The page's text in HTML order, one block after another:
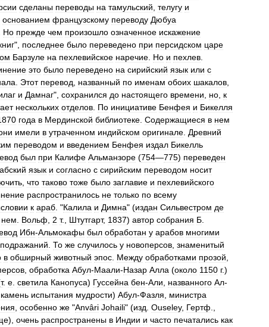
сделаны переводы на тамульский телугу и
основанием французскому переводу Дюбуа
Но прежде чем произошло означенное искажение
", последнее было переведено при персидском царе
Барзуле на пехлевийское наречие Но и пехлев
это было переведено на сирийский язык или с
Этот перевод названный по именам обоих шакалов
и Дамнаг", сохранился до настоящего времени но к
нескольких отделов По инициативе Бенфея и Бикелля
года в Мердинской библиотеке Содержащиеся в нем
имели в утраченном индийском оригинале Древний
переводом и введением Бенфея издал Бикелль
был при Калифе Альманзоре (754—775) переведен
язык и согласно с сирийским переводом носит
что таково тоже было заглавие и пехлевийского
распространилось не только по всему
к араб . "Калила и Димна" (издан Сильвестром де
нем Вольф 2 т., Штутгарт, 1837) автор собрания Б
Ибн-Альмокафы был обработан у арабов многими
подражаний То же случилось у новоперсов знаменитый
в обширный животный эпос Между обработками прозой
обработка Абул-Маали-Назар Алла (около 1150 г.)
т. е светила Канопуса) Гуссейна бен-Али названного Ал-
камень испытания мудрости) Абул-Фазля
министра
особенно же "Anvâri Johaili" (изд Ouseley, Гертф
), очень распространены в Индии и часто печатались как